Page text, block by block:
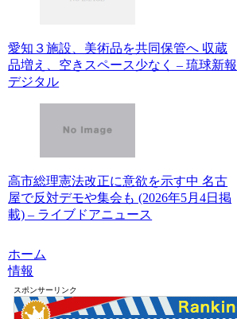
愛知３施設、美術品を共同保管へ 収蔵
品増え、空きスペース少なく – 琉球新報
デジタル
高市総理憲法改正に意欲を示す中 名古
屋で反対デモや集会も (2026年5月4日掲
載) – ライブドアニュース
ホーム
情報
スポンサーリンク